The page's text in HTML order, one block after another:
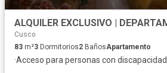
Cusco
83 m²3 Dormitorios2 BañosApartamento
·Acceso para personas con discapacidad